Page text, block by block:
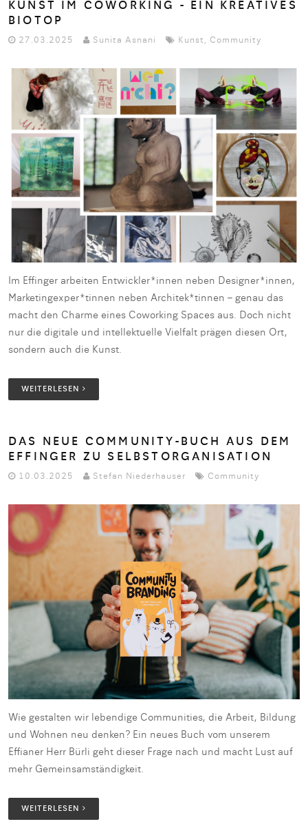
KUNST IM COWORKING - EIN KREATIVES
BIOTOP
27.03.2025 Sunita Asnani Kunst , Community
Im Effinger arbeiten Entwickler*innen neben Designer*innen,
Marketingexper*tinnen neben Architek*tinnen – genau das
macht den Charme eines Coworking Spaces aus. Doch nicht
nur die digitale und intellektuelle Vielfalt prägen diesen Ort,
sondern auch die Kunst.
WEITERLESEN
DAS NEUE COMMUNITY-BUCH AUS DEM
EFFINGER ZU SELBSTORGANISATION
10.03.2025 Stefan Niederhauser Community
Wie gestalten wir lebendige Communities, die Arbeit, Bildung
und Wohnen neu denken? Ein neues Buch vom unserem
Effianer Herr Bürli geht dieser Frage nach und macht Lust auf
mehr Gemeinsamständigkeit.
WEITERLESEN